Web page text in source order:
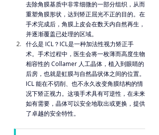
去除角膜基质中非常细微的一部分组织，从而
重塑角膜形状，达到矫正屈光不正的目的。在
手术完成后，角膜上皮会在数天内自然再生，
并逐渐覆盖已处理的区域。
什么是 ICL？ICL是一种加法性视力矫正手
术。手术过程中，医生会将一枚薄而高度生物
相容性的 Collamer 人工晶体，植入到眼睛的
后房，也就是虹膜与自然晶状体之间的位置。
ICL 能在不切削、也不永久改变角膜结构的情
况下矫正视力。这项手术具有可逆性，在未来
如有需要，晶体可以安全地取出或更换，提供
了卓越的安全特性。